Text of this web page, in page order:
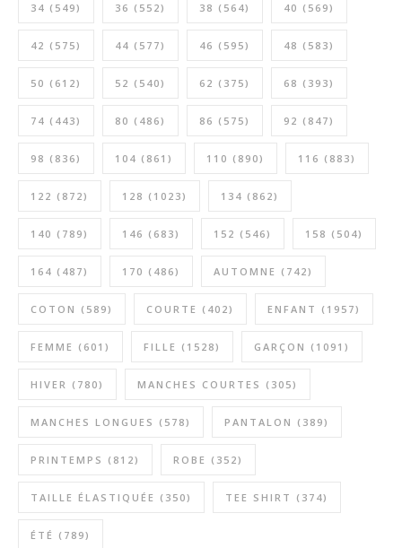
34 (549) 36 (552) 38 (564) 40 (569)
42 (575) 44 (577) 46 (595) 48 (583)
50 (612) 52 (540) 62 (375) 68 (393)
74 (443) 80 (486) 86 (575) 92 (847)
98 (836) 104 (861) 110 (890) 116 (883)
122 (872) 128 (1023) 134 (862)
140 (789) 146 (683) 152 (546) 158 (504)
164 (487) 170 (486) AUTOMNE (742)
COTON (589) COURTE (402) ENFANT (1957)
FEMME (601) FILLE (1528) GARÇON (1091)
HIVER (780) MANCHES COURTES (305)
MANCHES LONGUES (578) PANTALON (389)
PRINTEMPS (812) ROBE (352)
TAILLE ÉLASTIQUÉE (350) TEE SHIRT (374)
ÉTÉ (789)